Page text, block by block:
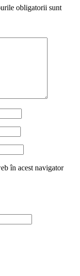
obligatorii sunt
în acest navigator